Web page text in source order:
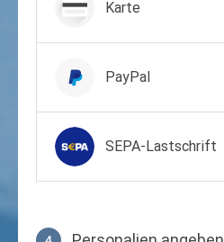
Karte
PayPal
SEPA-Lastschrift